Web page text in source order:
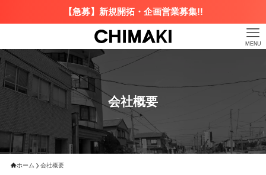
【急募】新規開拓・企画営業募集!!
MENU
会社概要
ホーム 会社概要